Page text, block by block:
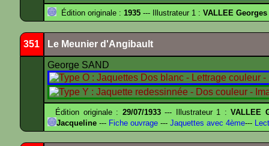
Édition originale : 1935 --- Illustrateur 1 : VALLEE Georges
351 Le Meunier d'Angibault
George SAND
Édition originale : 29/07/1933--- Illustrateur 1 :VALLEE
Jacqueline --- Fiche ouvrage --- Jaquettes avec 4ème---